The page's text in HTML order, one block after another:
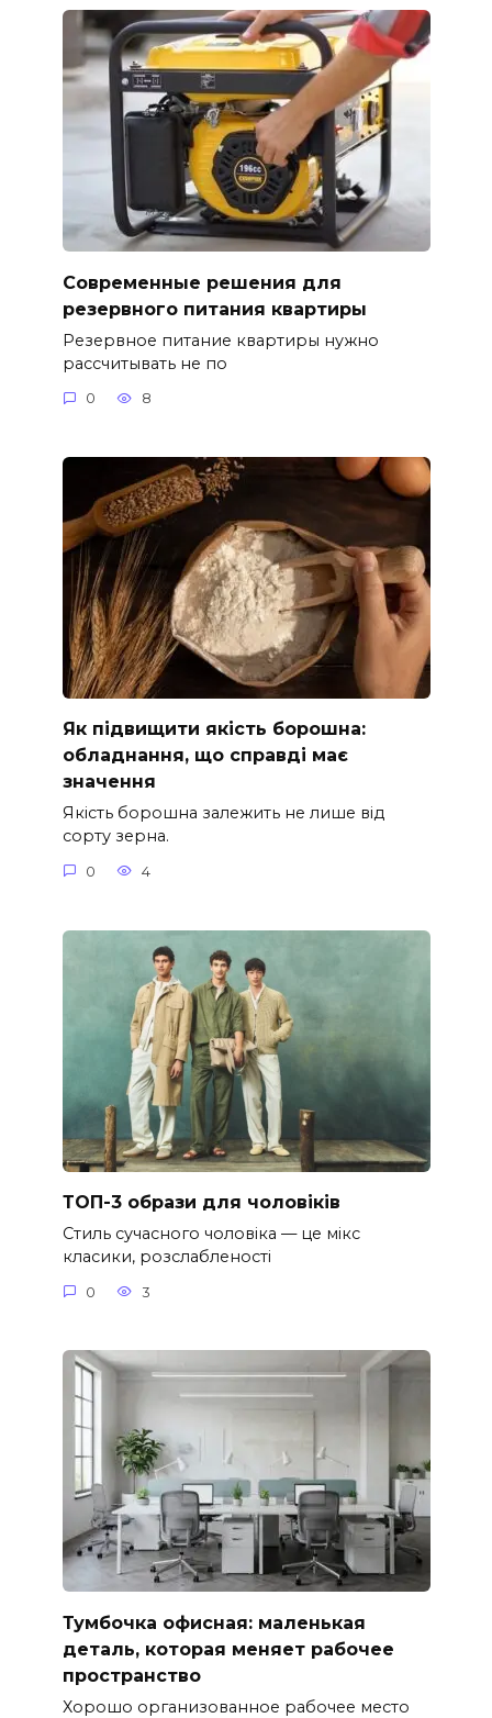
Современные решения для
резервного питания квартиры
Резервное питание квартиры нужно
рассчитывать не по
0 8
Як підвищити якість борошна:
обладнання, що справді має
значення
Якість борошна залежить не лише від
сорту зерна.
0 4
ТОП-3 образи для чоловіків
Стиль сучасного чоловіка — це мікс
класики, розслабленості
0 3
Тумбочка офисная: маленькая
деталь, которая меняет рабочее
пространство
Хорошо организованное рабочее место